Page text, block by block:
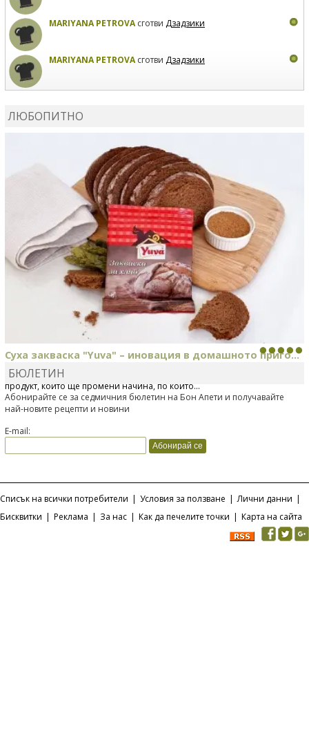
MARIYANA PETROVAсготви Дзадзики
MARIYANA PETROVAсготви Дзадзики
ЛЮБОПИТНО
Суха закваска "Yuva" – иновация в домашното приго...
Отскоро Лесафр България стартира предлагането на изцяло нов
продукт, който ще промени начина, по който...
БЮЛЕТИН
Абонирайте се за седмичния бюлетин на Бон Апети и получавайте
най-новите рецепти и новини
E-mail:
Списък на всички потребители | Условия за ползване | Лични данни |
Бисквитки | Реклама | За нас | Как да печелите точки | Карта на сайта